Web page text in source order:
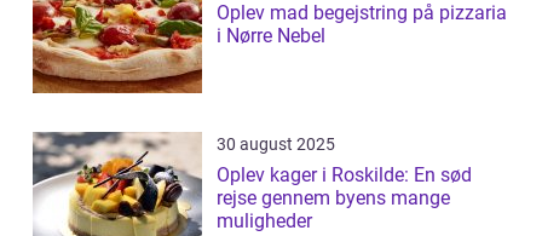
Oplev mad begejstring på pizzaria
i Nørre Nebel
30 august 2025
Oplev kager i Roskilde: En sød
rejse gennem byens mange
muligheder